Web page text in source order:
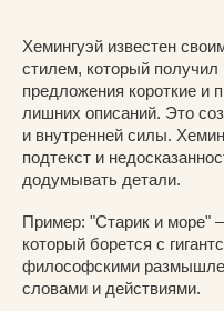
Хемингуэй известен
стилем, который получил
предложения короткие и
лишних описаний. Это
и внутренней силы.
подтекст и
додумывать детали.
Пример: "Старик и море"
который борется с
философскими
словами и действиями.